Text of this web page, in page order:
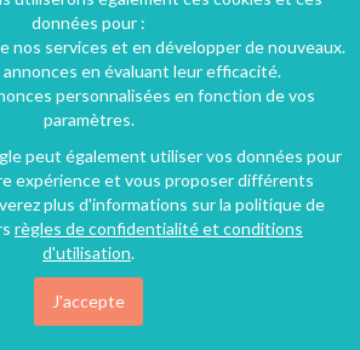
données pour :
nos services et en développer de nouveaux.
en évaluant leur efficacité.
personnalisées en fonction de vos
paramètres.
peut également utiliser vos données pour
expérience et vous proposer différents
plus d'informations sur la politique de
règles de confidentialité et conditions
d'utilisation.
J'accepte